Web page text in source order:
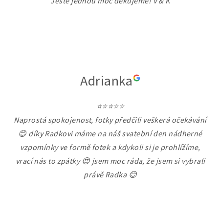
Adrianka
⭐⭐⭐⭐⭐
Naprostá spokojenost, fotky předčili veškerá očekávání
😊 díky Radkovi máme na náš svatební den nádherné
vzpomínky ve formě fotek a kdykoli si je prohlížíme,
vrací nás to zpátky 😍 jsem moc ráda, že jsem si vybrali
právě Radka 😊